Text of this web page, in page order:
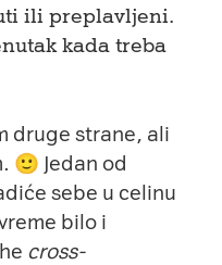
ili preplavljeni.
kada treba
druge strane, ali
🙂 Jedan od
sebe u celinu
bilo i
cross-